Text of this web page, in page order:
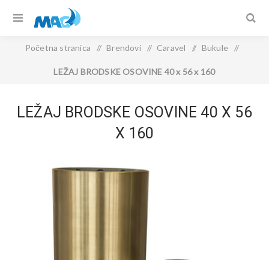
Početna stranica / Brendovi / Caravel / Bukule /
LEŽAJ BRODSKE OSOVINE 40 x 56 x 160
LEŽAJ BRODSKE OSOVINE 40 X 56
X 160